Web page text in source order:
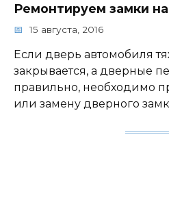
Ремонтируем замки
15 августа, 2016
Если дверь автомобиля
закрывается, а дверные
правильно, необходимо
или замену дверного